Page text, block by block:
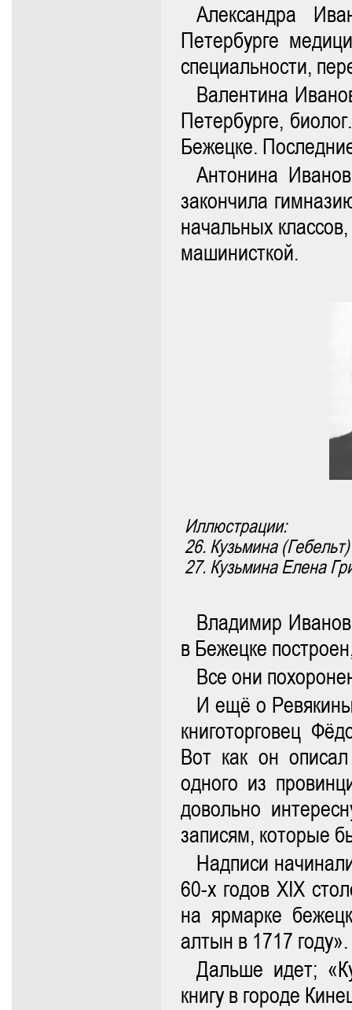
Александра
Петербурге
специальности,
Валентина
Петербурге,
Бежецке.
Антонина
закончила
начальных
машинисткой.
Иллюстрации:
26. Кузьмина
27. Кузьмина Елена
Владимир
в Бежецке
Все они
И ещё о
книготорговец
Вот как он
одного из
довольно
записям, которые
Надписи
60-х годов XIX
на ярмарке
алтын в 1717 году».
Дальше идет;
книгу в городе